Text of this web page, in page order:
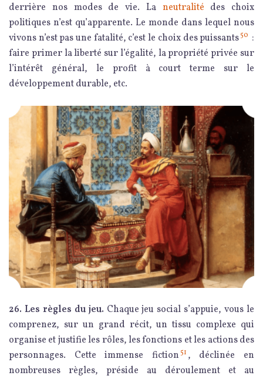
derrière nos modes de vie. La neutralité des choix
politiques n’est qu’apparente. Le monde dans lequel nous
vivons n’est pas une fatalité, c’est le choix des puissants50 :
faire primer la liberté sur l’égalité, la propriété privée sur
l’intérêt général, le profit à court terme sur le
développement durable, etc.
26. Les règles du jeu. Chaque jeu social s’appuie, vous le
comprenez, sur un grand récit, un tissu complexe qui
organise et justifie les rôles, les fonctions et les actions des
personnages. Cette immense fiction51 , déclinée en
nombreuses règles, préside au déroulement et au